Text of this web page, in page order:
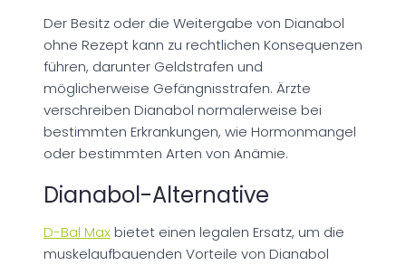
Der Besitz oder die Weitergabe von Dianabol
ohne Rezept kann zu rechtlichen Konsequenzen
führen, darunter Geldstrafen und
möglicherweise Gefängnisstrafen. Ärzte
verschreiben Dianabol normalerweise bei
bestimmten Erkrankungen, wie Hormonmangel
oder bestimmten Arten von Anämie.
Dianabol-Alternative
D-Bal Maxbietet einen legalen Ersatz, um die
muskelaufbauenden Vorteile von Dianabol